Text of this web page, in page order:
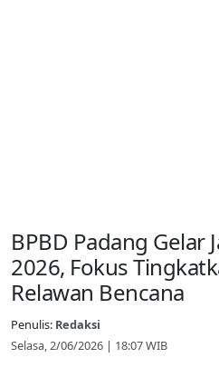
BPBD Padang Gelar
2026, Fokus
Relawan Bencana
Penulis: Redaksi
Selasa, 2/06/2026 | 18:07 WIB